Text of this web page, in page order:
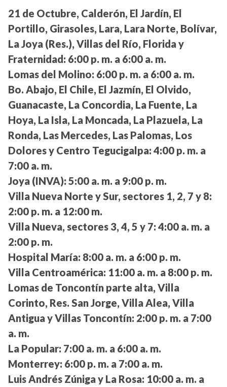
21 de Octubre, Calderón, El Jardín, El
Portillo, Girasoles, Lara, Lara Norte, Bolívar,
La Joya (Res.), Villas del Río, Florida y
Fraternidad: 6:00 p. m. a 6:00 a. m.
Lomas del Molino: 6:00 p. m. a 6:00 a. m.
Bo. Abajo, El Chile, El Jazmín, El Olvido,
Guanacaste, La Concordia, La Fuente, La
Hoya, La Isla, La Moncada, La Plazuela, La
Ronda, Las Mercedes, Las Palomas, Los
Dolores y Centro Tegucigalpa: 4:00 p. m. a
7:00 a. m.
Joya (INVA): 5:00 a. m. a 9:00 p. m.
Villa Nueva Norte y Sur, sectores 1, 2, 7 y 8:
2:00 p. m. a 12:00 m.
Villa Nueva, sectores 3, 4, 5 y 7: 4:00 a. m. a
2:00 p. m.
Hospital María: 8:00 a. m. a 6:00 p. m.
Villa Centroamérica: 11:00 a. m. a 8:00 p. m.
Lomas de Toncontín parte alta, Villa
Corinto, Res. San Jorge, Villa Alea, Villa
Antigua y Villas Toncontín: 2:00 p. m. a 7:00
a. m.
La Popular: 7:00 a. m. a 6:00 a. m.
Monterrey: 6:00 p. m. a 7:00 a. m.
Luis Andrés Zúniga y La Rosa: 10:00 a. m. a